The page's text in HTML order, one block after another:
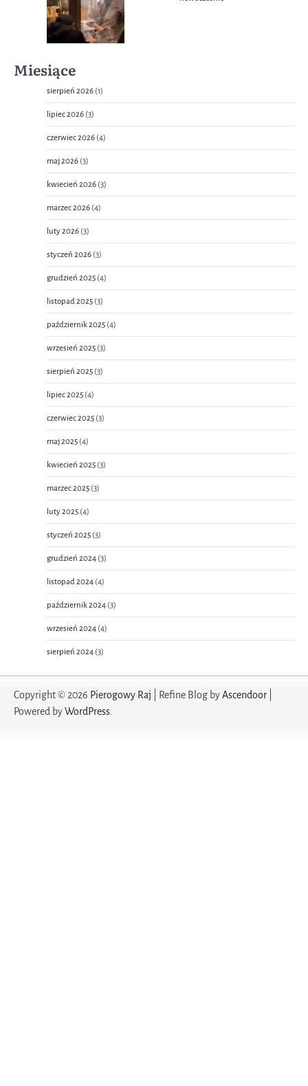
Miesiące
sierpień 2026 (1)
lipiec 2026 (3)
czerwiec 2026 (4)
maj 2026 (3)
kwiecień 2026 (3)
marzec 2026 (4)
luty 2026 (3)
styczeń 2026 (3)
grudzień 2025 (4)
listopad 2025 (3)
październik 2025 (4)
wrzesień 2025 (3)
sierpień 2025 (3)
lipiec 2025 (4)
czerwiec 2025 (3)
maj 2025 (4)
kwiecień 2025 (3)
marzec 2025 (3)
luty 2025 (4)
styczeń 2025 (3)
grudzień 2024 (3)
listopad 2024 (4)
październik 2024 (3)
wrzesień 2024 (4)
sierpień 2024 (3)
Copyright © 2026 Pierogowy Raj | Refine Blog byAscendoor
Powered byWordPress